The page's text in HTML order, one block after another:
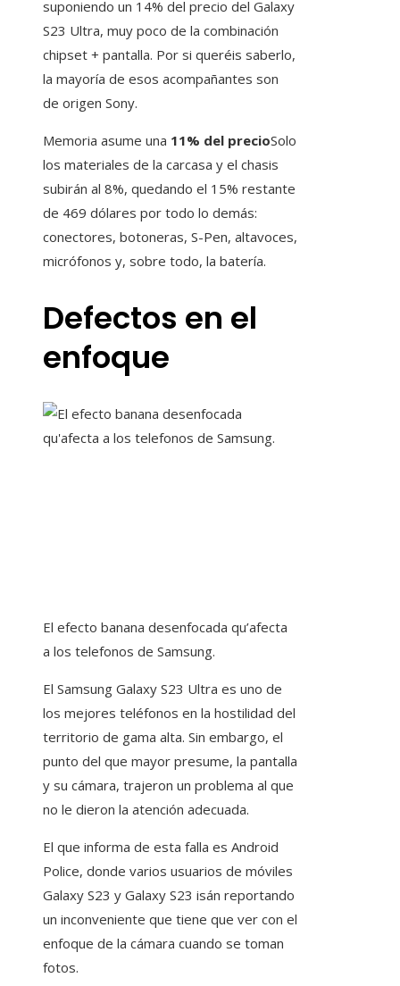
suponiendo un 14% del precio del Galaxy
S23 Ultra, muy poco de la combinación
chipset + pantalla. Por si queréis saberlo,
la mayoría de esos acompañantes son
de origen Sony.
Memoria asume una 11% del precioSolo
los materiales de la carcasa y el chasis
subirán al 8%, quedando el 15% restante
de 469 dólares por todo lo demás:
conectores, botoneras, S-Pen, altavoces,
micrófonos y, sobre todo, la batería.
Defectos en el
enfoque
El efecto banana desenfocada qu’afecta
a los telefonos de Samsung.
El Samsung Galaxy S23 Ultra es uno de
los mejores teléfonos en la hostilidad del
territorio de gama alta. Sin embargo, el
punto del que mayor presume, la pantalla
y su cámara, trajeron un problema al que
no le dieron la atención adecuada.
El que informa de esta falla es Android
Police, donde varios usuarios de móviles
Galaxy S23 y Galaxy S23 isán reportando
un inconveniente que tiene que ver con el
enfoque de la cámara cuando se toman
fotos.